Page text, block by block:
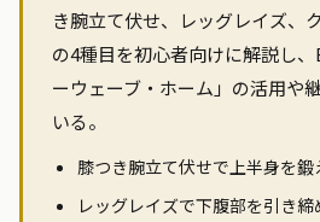
き腕立て伏せ、レッグレイズ、
の4種目を初心者向けに解説し
ーウェーブ・ホーム」の活用や
いる。
膝つき腕立て伏せで上半身を鍛
レッグレイズで下腹部を引き締